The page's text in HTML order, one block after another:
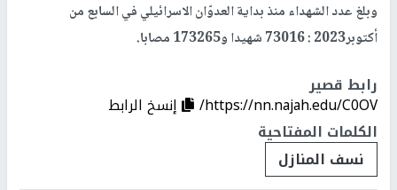
وبلغ عدد الشهداء منذ بداية العدوّان الاسرائيلي في السابع من
أكتوبر2023 : 73016 شهيدا و173265 مصابا.
رابط قصير
https://nn.najah.edu/C0OV/
إنسخ الرابط
الكلمات المفتاحية
نسف المنازل